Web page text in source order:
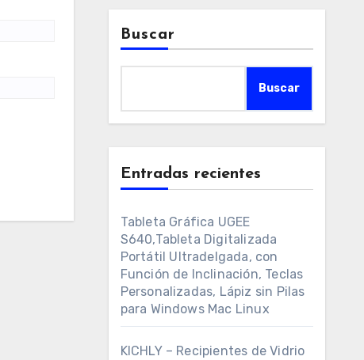
Buscar
Buscar
Entradas recientes
Tableta Gráfica UGEE
S640,Tableta Digitalizada
Portátil Ultradelgada, con
Función de Inclinación, Teclas
Personalizadas, Lápiz sin Pilas
para Windows Mac Linux
KICHLY – Recipientes de Vidrio